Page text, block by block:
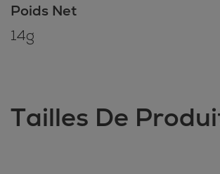
Poids Net
14g
Tailles De